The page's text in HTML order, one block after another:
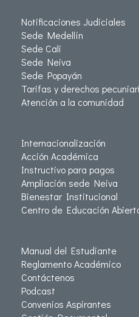
Notificaciones Judiciales
Sede Medellín
Sede Cali
Sede Neiva
Sede Popayán
Tarifas y derechos
Atención a la comunidad
Internacionalización
Acción Académica
Instructivo para pagos
Ampliación sede Neiva
Bienestar Institucional
Centro de Educación
Manual del Estudiante
Reglamento Académico
Contáctenos
Podcast
Convenios Aspirantes